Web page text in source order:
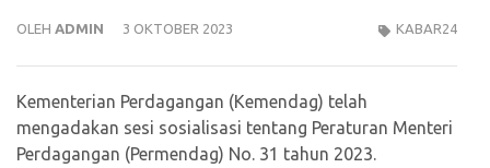
OLEH ADMIN 3 OKTOBER 2023 KABAR24
Kementerian Perdagangan (Kemendag) telah
mengadakan sesi sosialisasi tentang Peraturan Menteri
Perdagangan (Permendag) No. 31 tahun 2023.